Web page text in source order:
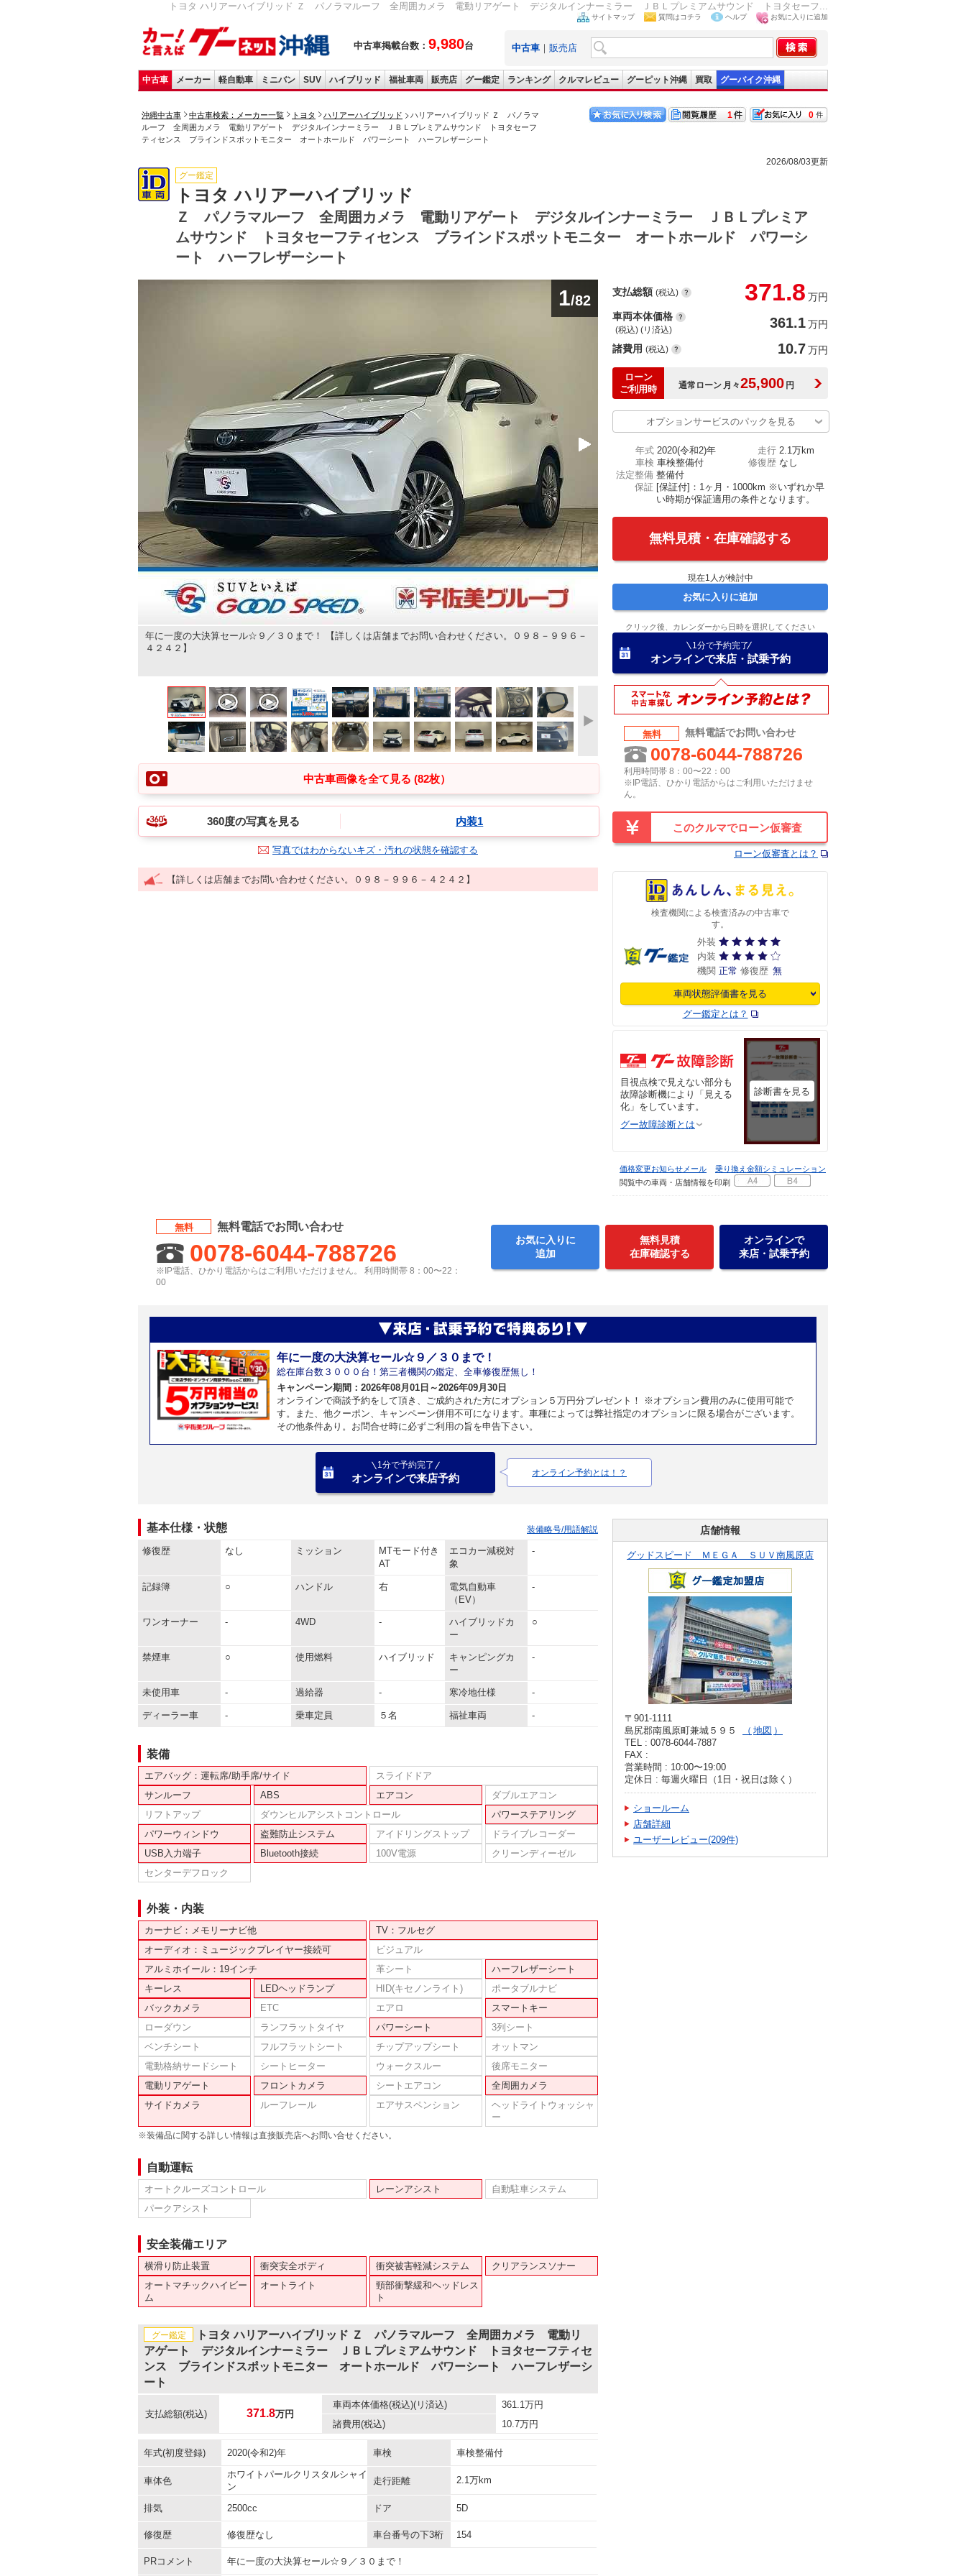
トヨタ ハリアーハイブリッド Ｚ パノラマルーフ 全周囲カメラ 電動リアゲート デジタルインナーミラー ＪＢＬプレミアムサウンド トヨタセーフ...
中古車掲載台数： 9,980台
サイトマップ 質問はコチラ ヘルプ お気に入りに追加
中古車 ｜ 販売店
中古車 メーカー 軽自動車 ミニバン SUV ハイブリッド 福祉車両 販売店 グー鑑定 ランキング クルマレビュー グーピット沖縄 買取 グーバイク沖縄
沖縄中古車 中古車検索：メーカー一覧 トヨタ ハリアーハイブリッド
ハリアーハイブリッド Ｚ パノラマ
ルーフ 全周囲カメラ 電動リアゲート デジタルインナーミラー ＪＢＬプレミアムサウンド トヨタセーフ
ティセンス ブラインドスポットモニター オートホールド パワーシート ハーフレザーシート
0
1
2026/08/03更新
グー鑑定
トヨタ ハリアーハイブリッド
Ｚ パノラマルーフ 全周囲カメラ 電動リアゲート デジタルインナーミラー ＪＢＬプレミア
ムサウンド トヨタセーフティセンス ブラインドスポットモニター オートホールド パワーシ
ート ハーフレザーシート
年に一度の大決算セール☆９／３０まで！ 【詳しくは店舗までお問い合わせください。０９８－９９６－
４２４２】
1/82
中古車画像を全て見る (82枚）
360度の写真を見る 内装1
写真ではわからないキズ・汚れの状態を確認する
【詳しくは店舗までお問い合わせください。０９８－９９６－４２４２】
支払総額 (税込) 371.8 万円
車両本体価格
(税込) (リ済込) 361.1万円
諸費用 (税込) 10.7万円
ローン
ご利用時
通常ローン 月々25,900 円
オプションサービスのパックを見る
年式 2020(令和2)年 走行 2.1万km
車検 車検整備付 修復歴 なし
法定整備 整備付
保証 [保証付]：1ヶ月・1000km ※いずれか早
い時期が保証適用の条件となります。
無料見積・在庫確認する
現在1 人が検討中
お気に入りに追加
クリック後、カレンダーから日時を選択してください
1分で予約完了
オンラインで来店・試乗予約
無料 無料電話でお問い合わせ
0078-6044-788726
利用時間帯 8：00〜22：00
※IP電話、ひかり電話からはご利用いただけませ
ん。
このクルマでローン仮審査
ローン仮審査とは？
検査機関による検査済みの中古車で
す。
外装
内装
機関 正常 修復歴 無
車両状態評価書を見る
グー鑑定とは？
目視点検で見えない部分も
故障診断機により「見える
化」をしています。
グー故障診断とは
診断書を見る
価格変更お知らせメール
乗り換え金額シミュレーション
閲覧中の車両・店舗情報を印刷
無料 無料電話でお問い合わせ
0078-6044-788726
※IP電話、ひかり電話からはご利用いただけません。 利用時間帯 8：00〜22：
00
お気に入りに
追加
無料見積
在庫確認する
オンラインで
来店・試乗予約
年に一度の大決算セール☆９／３０まで！
総在庫台数３０００台！第三者機関の鑑定、全車修復歴無し！
キャンペーン期間：2026年08月01日～2026年09月30日
オンラインで商談予約をして頂き、ご成約された方にオプション５万円分プレゼント！ ※オプション費用のみに使用可能で
す。また、他クーポン、キャンペーン併用不可になります。車種によっては弊社指定のオプションに限る場合がございます。
その他条件あり。お問合せ時に必ずご利用の旨を申告下さい。
1分で予約完了
オンラインで来店予約 オンライン予約とは！？
基本仕様・状態 装備略号/用語解説
修復歴 なし ミッション
MTモード付き
AT
エコカー減税対
象
-
記録簿 ○ ハンドル 右
電気自動車
（EV）
-
ワンオーナー - 4WD -
ハイブリッドカ
ー
○
禁煙車 ○ 使用燃料 ハイブリッド
キャンピングカ
ー
-
未使用車 - 過給器 - 寒冷地仕様 -
ディーラー車 - 乗車定員 ５名 福祉車両 -
装備
エアバッグ：運転席/助手席/サイド
スライドドア
サンルーフ
ABS エアコン
ダブルエアコン
リフトアップ
ダウンヒルアシストコントロール
パワーステアリング
パワーウィンドウ
盗難防止システム アイドリングストップ
ドライブレコーダー
USB入力端子
Bluetooth接続 100V電源
クリーンディーゼル
センターデフロック
外装・内装
カーナビ：メモリーナビ他
TV：フルセグ
オーディオ：ミュージックプレイヤー接続可
ビジュアル
アルミホイール：19インチ
革シート
ハーフレザーシート
キーレス
LEDヘッドランプ HID(キセノンライト)
ポータブルナビ
バックカメラ
ETC エアロ
スマートキー
ローダウン
ランフラットタイヤ パワーシート
3列シート
ベンチシート
フルフラットシート チップアップシート
オットマン
電動格納サードシート
シートヒーター ウォークスルー
後席モニター
電動リアゲート
フロントカメラ シートエアコン
全周囲カメラ
サイドカメラ
ルーフレール エアサスペンション
ヘッドライトウォッシャ
ー
※装備品に関する詳しい情報は直接販売店へお問い合せください。
自動運転
オートクルーズコントロール レーンアシスト
自動駐車システム
パークアシスト
安全装備エリア
横滑り防止装置 衝突安全ボディ 衝突被害軽減システム
クリアランスソナー
オートマチックハイビー
ム
オートライト
頸部衝撃緩和ヘッドレス
ト
グー鑑定
トヨタ ハリアーハイブリッド Ｚ パノラマルーフ 全周囲カメラ 電動リ
アゲート デジタルインナーミラー ＪＢＬプレミアムサウンド トヨタセーフティセ
ンス ブラインドスポットモニター オートホールド パワーシート ハーフレザーシ
ート
支払総額(税込) 371.8万円
車両本体価格(税込)(リ済込) 361.1万円
諸費用(税込) 10.7万円
年式(初度登録) 2020(令和2)年 車検 車検整備付
車体色
ホワイトパールクリスタルシャイ
ン
走行距離 2.1万km
排気 2500cc ドア 5D
修復歴 修復歴なし 車台番号の下3桁 154
PRコメント 年に一度の大決算セール☆９／３０まで！
店舗情報
グッドスピード ＭＥＧＡ ＳＵＶ南風原店
〒901-1111
島尻郡南風原町兼城５９５
地図
TEL : 0078-6044-7887
FAX :
営業時間 : 10:00〜19:00
定休日 : 毎週火曜日（1日・祝日は除く）
ショールーム
店舗詳細
ユーザーレビュー(209件)